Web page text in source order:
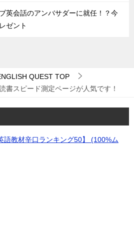
英会話のアンバサダーに就任！？今
ゼント
QUEST TOP
書スピード測定ページが人気です！
語教材辛口ランキング50】 (100%ム